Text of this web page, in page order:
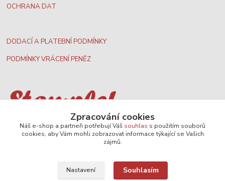
OCHRANA DAT
DODACÍ A PLATEBNÍ PODMÍNKY
PODMÍNKY VRÁCENÍ PENĚZ
Nejširší velkoobchodní nabídka dvd filmůZpracování cookies
Náš e-shop a partneři potřebují Váš souhlas s použitím souborů
cookies, aby Vám mohli zobrazovat informace týkající se Vašich
zájmů.
Nastavení Souhlasím